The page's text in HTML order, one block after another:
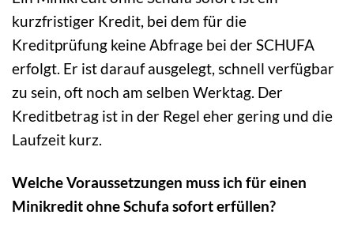
kurzfristiger Kredit, bei dem für die
Kreditprüfung keine Abfrage bei der SCHUFA
erfolgt. Er ist darauf ausgelegt, schnell verfügbar
zu sein, oft noch am selben Werktag. Der
Kreditbetrag ist in der Regel eher gering und die
Laufzeit kurz.
Welche Voraussetzungen muss ich für einen
Minikredit ohne Schufa sofort erfüllen?